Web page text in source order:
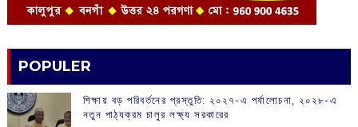
POPULER
শিক্ষায় বড় পরিবর্তনের প্রস্তুতি: ২০২৭-এ পর্যালোচনা, ২০২৮-এ
নতুন পাঠ্যক্রম চালুর লক্ষ্য সরকারের